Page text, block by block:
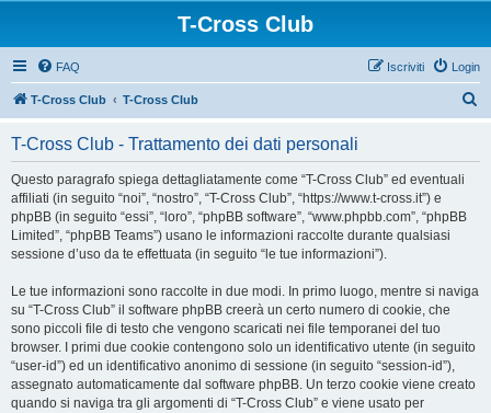
T-Cross Club
FAQ Login
Iscriviti
T-Cross Club T-Cross Club
T-Cross Club - Trattamento dei dati personali
Questo paragrafo spiega dettagliatamente come “T-Cross Club” ed eventuali
affiliati (in seguito “noi”, “nostro”, “T-Cross Club”, “https://www.t-cross.it”) e
phpBB (in seguito “essi”, “loro”, “phpBB software”, “www.phpbb.com”, “phpBB
Limited”, “phpBB Teams”) usano le informazioni raccolte durante qualsiasi
sessione d’uso da te effettuata (in seguito “le tue informazioni”).
Le tue informazioni sono raccolte in due modi. In primo luogo, mentre si naviga
su “T-Cross Club” il software phpBB creerà un certo numero di cookie, che
sono piccoli file di testo che vengono scaricati nei file temporanei del tuo
browser. I primi due cookie contengono solo un identificativo utente (in seguito
“user-id”) ed un identificativo anonimo di sessione (in seguito “session-id”),
assegnato automaticamente dal software phpBB. Un terzo cookie viene creato
quando si naviga tra gli argomenti di “T-Cross Club” e viene usato per